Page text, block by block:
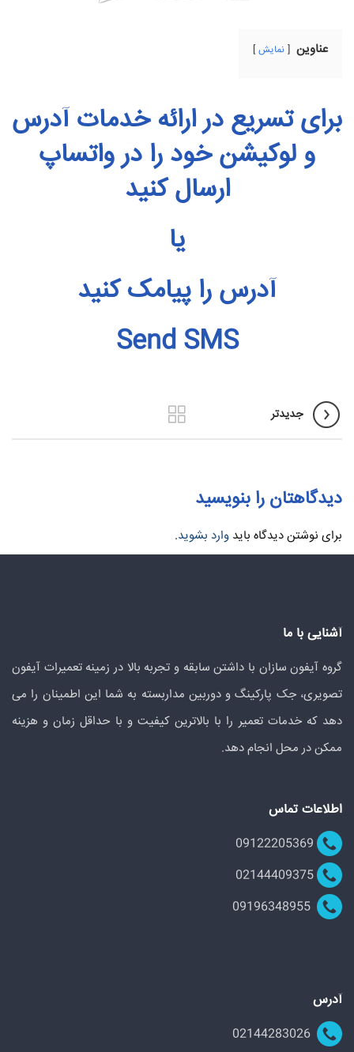
عناوین نمایش
برای تسریع در ارائه خدمات آدرس
و لوکیشن خود را در واتساپ
ارسال کنید
یا
آدرس را پیامک کنید
Send SMS
جدیدتر
دیدگاهتان را بنویسید
برای نوشتن دیدگاه باید وارد بشوید.
آشنایی با ما
گروه آیفون سازان با داشتن سابقه و تجربه بالا در زمینه تعمیرات آیفون
تصویری، جک پارکینگ و دوربین مداربسته به شما این اطمینان را می
دهد که خدمات تعمیر را با بالاترین کیفیت و با حداقل زمان و هزینه
ممکن در محل انجام دهد.
اطلاعات تماس
آدرس